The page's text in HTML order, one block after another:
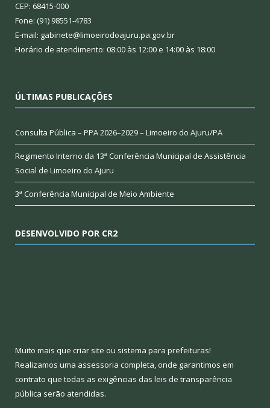
CEP: 68415-000
Fone: (91) 98551-4783
E-mail: gabinete@limoeirodoajuru.pa.gov.br
Horário de atendimento: 08:00 às 12:00 e 14:00 às 18:00
ÚLTIMAS PUBLICAÇÕES
Consulta Pública – PPA 2026–2029 – Limoeiro do Ajuru/PA
Regimento Interno da 13ª Conferência Municipal de Assistência
Social de Limoeiro do Ajuru
3ª Conferência Municipal de Meio Ambiente
DESENVOLVIDO POR CR2
Muito mais que criar site ou sistema para prefeituras!
Realizamos uma assessoria completa, onde garantimos em
contrato que todas as exigências das leis de transparência
pública serão atendidas.